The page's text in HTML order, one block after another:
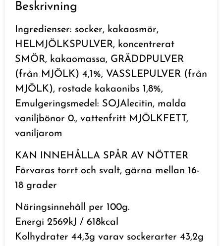
Beskrivning
Ingredienser: socker, kakaosmör,
HELMJÖLKSPULVER, koncentrerat
SMÖR, kakaomassa, GRÄDDPULVER
(från MJÖLK) 4,1%, VASSLEPULVER (från
MJÖLK), rostade kakaonibs 1,8%,
Emulgeringsmedel: SOJAlecitin, malda
vaniljbönor 0., vattenfritt MJÖLKFETT,
vaniljarom
KAN INNEHÅLLA SPÅR AV NÖTTER
Förvaras torrt och svalt, gärna mellan 16-
18 grader
Näringsinnehåll per 100g.
Energi 2569kJ / 618kcal
Kolhydrater 44,3g varav sockerarter 43,2g